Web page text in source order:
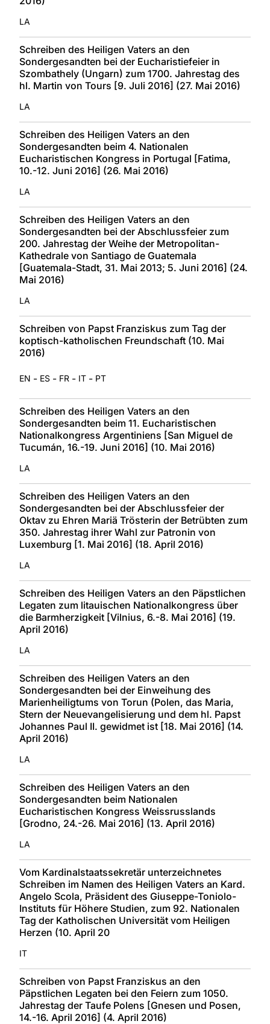
LA
Schreiben des Heiligen Vaters an den
Sondergesandten bei der Eucharistiefeier in
Szombathely (Ungarn) zum 1700. Jahrestag des
hl. Martin von Tours [9. Juli 2016] (27. Mai 2016)
LA
Schreiben des Heiligen Vaters an den
Sondergesandten beim 4. Nationalen
Eucharistischen Kongress in Portugal [Fatima,
10.-12. Juni 2016] (26. Mai 2016)
LA
Schreiben des Heiligen Vaters an den
Sondergesandten bei der Abschlussfeier zum
200. Jahrestag der Weihe der Metropolitan-
Kathedrale von Santiago de Guatemala
[Guatemala-Stadt, 31. Mai 2013; 5. Juni 2016] (24.
Mai 2016)
LA
Schreiben von Papst Franziskus zum Tag der
koptisch-katholischen Freundschaft (10. Mai
2016)
EN - ES - FR - IT - PT
Schreiben des Heiligen Vaters an den
Sondergesandten beim 11. Eucharistischen
Nationalkongress Argentiniens [San Miguel de
Tucumán, 16.-19. Juni 2016] (10. Mai 2016)
LA
Schreiben des Heiligen Vaters an den
Sondergesandten bei der Abschlussfeier der
Oktav zu Ehren Mariä Trösterin der Betrübten zum
350. Jahrestag ihrer Wahl zur Patronin von
Luxemburg [1. Mai 2016] (18. April 2016)
LA
Schreiben des Heiligen Vaters an den Päpstlichen
Legaten zum litauischen Nationalkongress über
die Barmherzigkeit [Vilnius, 6.-8. Mai 2016] (19.
April 2016)
LA
Schreiben des Heiligen Vaters an den
Sondergesandten bei der Einweihung des
Marienheiligtums von Torun (Polen, das Maria,
Stern der Neuevangelisierung und dem hl. Papst
Johannes Paul II. gewidmet ist [18. Mai 2016] (14.
April 2016)
LA
Schreiben des Heiligen Vaters an den
Sondergesandten beim Nationalen
Eucharistischen Kongress Weissrusslands
[Grodno, 24.-26. Mai 2016] (13. April 2016)
LA
Vom Kardinalstaatssekretär unterzeichnetes
Schreiben im Namen des Heiligen Vaters an Kard.
Angelo Scola, Präsident des Giuseppe-Toniolo-
Instituts für Höhere Studien, zum 92. Nationalen
Tag der Katholischen Universität vom Heiligen
Herzen (10. April 20
IT
Schreiben von Papst Franziskus an den
Päpstlichen Legaten bei den Feiern zum 1050.
Jahrestag der Taufe Polens [Gnesen und Posen,
14.-16. April 2016] (4. April 2016)